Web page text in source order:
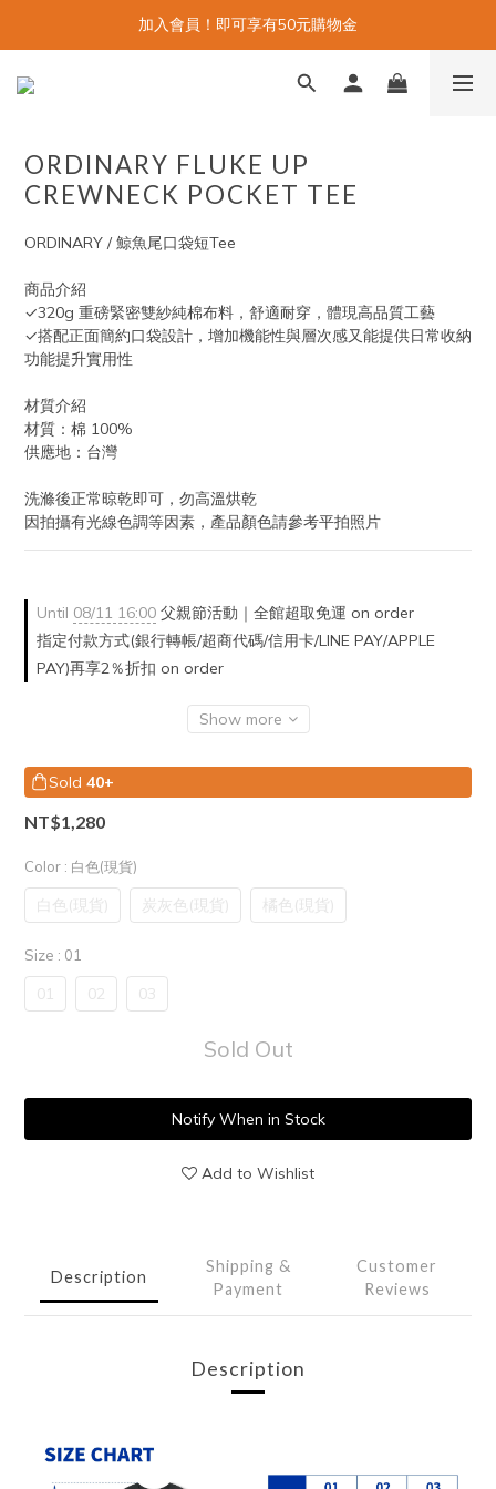
加入會員！即可享有50元購物金
ORDINARY FLUKE UP
CREWNECK POCKET TEE
ORDINARY / 鯨魚尾口袋短Tee
商品介紹
✓320g 重磅緊密雙紗純棉布料，舒適耐穿，體現高品質工藝
✓搭配正面簡約口袋設計，增加機能性與層次感又能提供日常收納
功能提升實用性
材質介紹
材質：棉 100%
供應地：台灣
洗滌後正常晾乾即可，勿高溫烘乾
因拍攝有光線色調等因素，產品顏色請參考平拍照片
Until 08/11 16:00 父親節活動｜全館超取免運 on order
指定付款方式(銀行轉帳/超商代碼/信用卡/LINE PAY/APPLE
PAY)再享2％折扣 on order
Show more
Sold 40+
NT$1,280
Color : 白色(現貨)
白色(現貨) 炭灰色(現貨) 橘色(現貨)
Size : 01
01 02 03
Sold Out
Notify When in Stock
Add to Wishlist
Description
Shipping &
Payment
Customer
Reviews
Description